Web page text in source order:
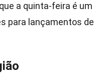
a quinta-feira é um
para lançamentos de